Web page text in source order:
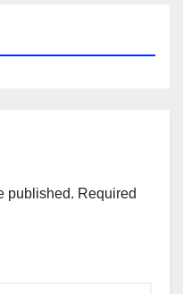
published. Required